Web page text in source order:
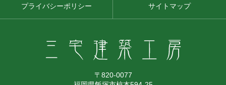
プライバシーポリシー サイトマップ
〒820-0077